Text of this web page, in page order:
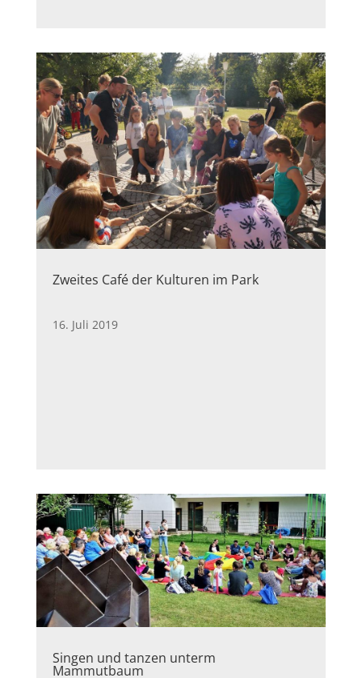
Zweites Café der Kulturen im Park
16. Juli 2019
Singen und tanzen unterm
Mammutbaum